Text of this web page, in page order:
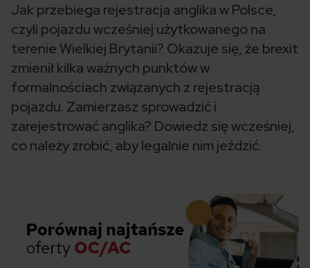
Jak przebiega rejestracja anglika w Polsce,
czyli pojazdu wcześniej użytkowanego na
terenie Wielkiej Brytanii? Okazuje się, że brexit
zmienił kilka ważnych punktów w
formalnościach związanych z rejestracją
pojazdu. Zamierzasz sprowadzić i
zarejestrować anglika? Dowiedz się wcześniej,
co należy zrobić, aby legalnie nim jeździć.